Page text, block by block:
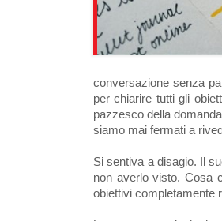
conversazione senza
per chiarire tutti gli
pazzesco della
siamo mai fermati a
Si sentiva a disagio. Il
non averlo visto. Cosa
obiettivi completamente